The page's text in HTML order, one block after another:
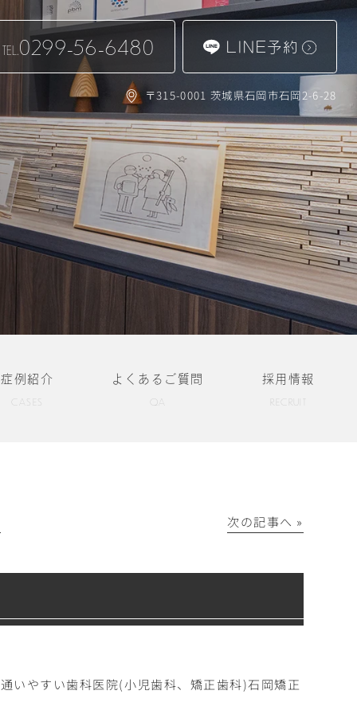
TEL.0299-56-6480 LINE予約
〒315-0001 茨城県石岡市石岡2-6-28
症例紹介 よくあるご質問
QA
採用情報
RECRUIT
次の記事へ »
いやすい歯科医院(小児歯科、矯正歯科)石岡矯正